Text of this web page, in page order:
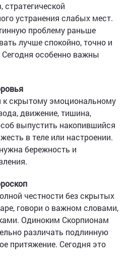
стратегической
устранения слабых мест.
проблему раньше
лучше спокойно, точно и
Сегодня особенно важны
к скрытому эмоциональному
движение, тишина,
выпустить накопившийся
в теле или настроении.
бережность и
честности без скрытых
говори о важном словами,
Одиноким Скорпионам
различать подлинную
притяжение. Сегодня это